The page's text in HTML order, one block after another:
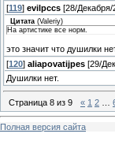
[119] evilpccs [28/Декабря/
Цитата (Valeriy)
На артистике все норм.
это значит что душилки
[120] aliapovatijpes [29/
Душилки нет.
Страница 8 из 9 « 1 2
Полная версия сайта